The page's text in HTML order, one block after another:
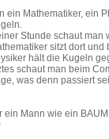
ein Mathematiker, ein
Stunde schaut man
sitzt dort
hält die Kugeln
schaut man beim
was denn passiert
ein Mann wie ein